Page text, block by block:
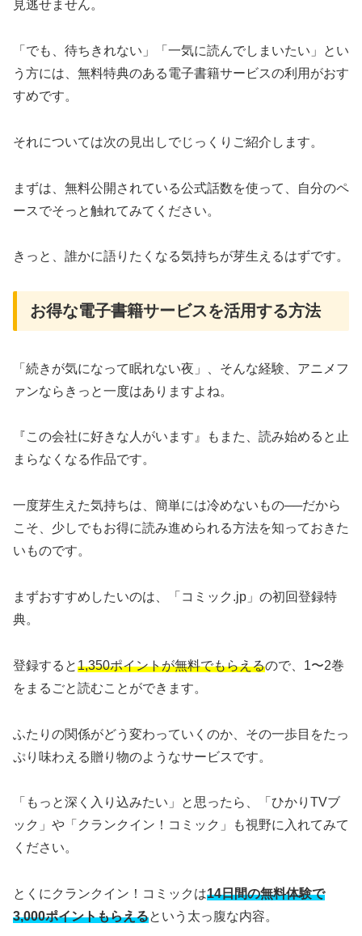
見逃せません。
「でも、待ちきれない」「一気に読んでしまいたい」とい
う方には、無料特典のある電子書籍サービスの利用がおす
すめです。
それについては次の見出しでじっくりご紹介します。
まずは、無料公開されている公式話数を使って、自分のペ
ースでそっと触れてみてください。
きっと、誰かに語りたくなる気持ちが芽生えるはずです。
お得な電子書籍サービスを活用する方法
「続きが気になって眠れない夜」、そんな経験、アニメフ
ァンならきっと一度はありますよね。
『この会社に好きな人がいます』もまた、読み始めると止
まらなくなる作品です。
一度芽生えた気持ちは、簡単には冷めないもの──だから
こそ、少しでもお得に読み進められる方法を知っておきた
いものです。
まずおすすめしたいのは、「コミック.jp」の初回登録特
典。
登録すると1,350ポイントが無料でもらえるので、1〜2巻
をまるごと読むことができます。
ふたりの関係がどう変わっていくのか、その一歩目をたっ
ぷり味わえる贈り物のようなサービスです。
「もっと深く入り込みたい」と思ったら、「ひかりTVブ
ック」や「クランクイン！コミック」も視野に入れてみて
ください。
とくにクランクイン！コミックは14日間の無料体験で
3,000ポイントもらえるという太っ腹な内容。